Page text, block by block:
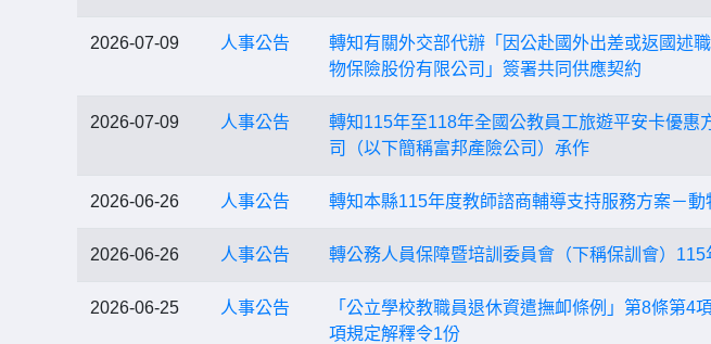
2026-07-09 人事公告
轉知有關外交部代辦「因公赴國外出差或返國述
物保險股份有限公司」簽署共同供應契約
2026-07-09 人事公告
轉知115年至118年全國公教員工旅遊平安卡優
司（以下簡稱富邦產險公司）承作
2026-06-26 人事公告 轉知本縣115年度教師諮商輔導支持服務方案－
2026-06-26 人事公告 轉公務人員保障暨培訓委員會（下稱保訓會）
2026-06-25 人事公告
「公立學校教職員退休資遣撫卹條例」第8條第
項規定解釋令1份